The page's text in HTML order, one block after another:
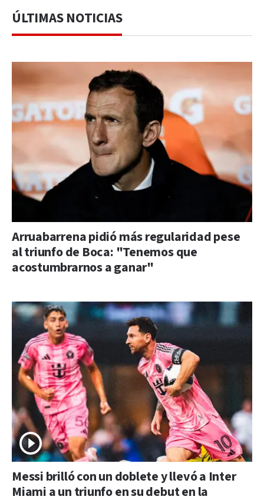
ÚLTIMAS NOTICIAS
Arruabarrena pidió más regularidad pese
al triunfo de Boca: "Tenemos que
acostumbrarnos a ganar"
Messi brilló con un doblete y llevó a Inter
Miami a un triunfo en su debut en la